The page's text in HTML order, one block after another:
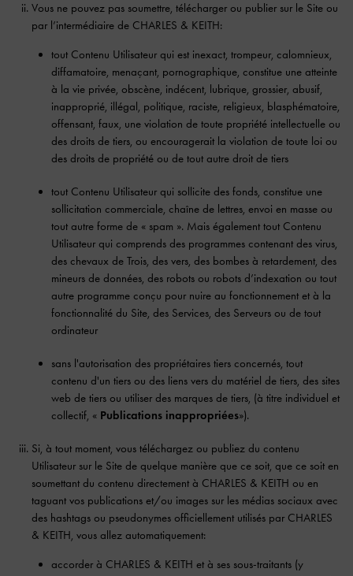
Vous ne pouvez pas soumettre, télécharger ou publier sur le Site ou
par l’intermédiaire de CHARLES & KEITH:
tout Contenu Utilisateur qui est inexact, trompeur, calomnieux,
diffamatoire, menaçant, pornographique, constitue une atteinte
à la vie privée, obscène, indécent, lubrique, grossier, abusif,
inapproprié, illégal, politique, raciste, religieux, blasphématoire,
offensant, faux, une violation de toute propriété intellectuelle ou
des droits de tiers, ou encouragerait la violation de toute loi ou
des droits de propriété ou de tout autre droit de tiers
tout Contenu Utilisateur qui sollicite des fonds, constitue une
sollicitation commerciale, chaîne de lettres, envoi en masse ou
tout autre forme de « spam ». Mais également tout Contenu
Utilisateur qui comprends des programmes contenant des virus,
des chevaux de Trois, des vers, des bombes à retardement, des
mineurs de données, des robots ou robots d’indexation ou tout
autre programme conçu pour nuire au fonctionnement et à la
fonctionnalité du Site, des Services, des Serveurs ou de tout
ordinateur
sans l'autorisation des propriétaires tiers concernés, tout
contenu d'un tiers ou des liens vers du matériel de tiers, des sites
web de tiers ou utiliser des marques de tiers, (à titre individuel et
collectif, « Publications inappropriées»).
Si, à tout moment, vous téléchargez ou publiez du contenu
Utilisateur sur le Site de quelque manière que ce soit, que ce soit en
soumettant du contenu directement à CHARLES & KEITH ou en
taguant vos publications et/ou images sur les médias sociaux avec
des hashtags ou pseudonymes officiellement utilisés par CHARLES
& KEITH, vous allez automatiquement:
accorder à CHARLES & KEITH et à ses sous-traitants (y